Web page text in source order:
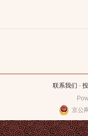
联系我们 -
京公